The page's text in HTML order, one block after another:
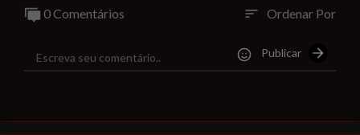
calma e de forma leve para não machucar sua parceira. Essa é s
a coisa você ainda pode aprender para ser inesquecível na cam
gem tântrica conheça nosso curso. 👇
0 Comentários sort Ordenar Por
Publicar